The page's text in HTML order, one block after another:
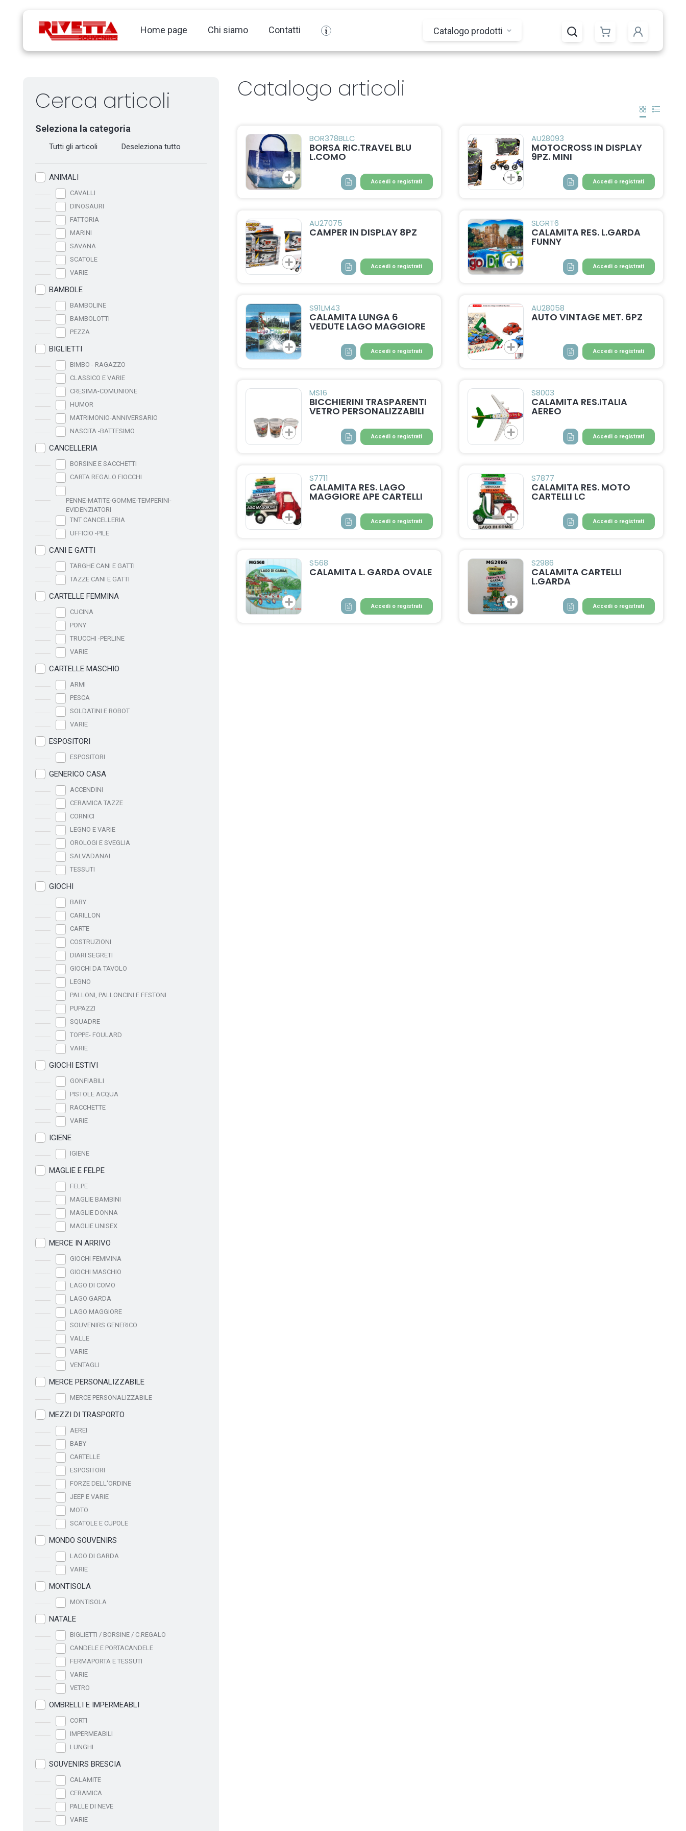
Home page Chi siamo Contatti Catalogo prodotti
Cerca articoli
Seleziona la categoria
Tutti gli articoli Deseleziona tutto
ANIMALI
CAVALLI
DINOSAURI
FATTORIA
MARINI
SAVANA
SCATOLE
VARIE
BAMBOLE
BAMBOLINE
BAMBOLOTTI
PEZZA
BIGLIETTI
BIMBO - RAGAZZO
CLASSICO E VARIE
CRESIMA-COMUNIONE
HUMOR
MATRIMONIO-ANNIVERSARIO
NASCITA -BATTESIMO
CANCELLERIA
BORSINE E SACCHETTI
CARTA REGALO FIOCCHI
PENNE-MATITE-GOMME-TEMPERINI-
EVIDENZIATORI
TNT CANCELLERIA
UFFICIO -PILE
CANI E GATTI
TARGHE CANI E GATTI
TAZZE CANI E GATTI
CARTELLE FEMMINA
CUCINA
PONY
TRUCCHI -PERLINE
VARIE
CARTELLE MASCHIO
ARMI
PESCA
SOLDATINI E ROBOT
VARIE
ESPOSITORI
ESPOSITORI
GENERICO CASA
ACCENDINI
CERAMICA TAZZE
CORNICI
LEGNO E VARIE
OROLOGI E SVEGLIA
SALVADANAI
TESSUTI
GIOCHI
BABY
CARILLON
CARTE
COSTRUZIONI
DIARI SEGRETI
GIOCHI DA TAVOLO
LEGNO
PALLONI, PALLONCINI E FESTONI
PUPAZZI
SQUADRE
TOPPE- FOULARD
VARIE
GIOCHI ESTIVI
GONFIABILI
PISTOLE ACQUA
RACCHETTE
VARIE
IGIENE
IGIENE
MAGLIE E FELPE
FELPE
MAGLIE BAMBINI
MAGLIE DONNA
MAGLIE UNISEX
MERCE IN ARRIVO
GIOCHI FEMMINA
GIOCHI MASCHIO
LAGO DI COMO
LAGO GARDA
LAGO MAGGIORE
SOUVENIRS GENERICO
VALLE
VARIE
VENTAGLI
MERCE PERSONALIZZABILE
MERCE PERSONALIZZABILE
MEZZI DI TRASPORTO
AEREI
BABY
CARTELLE
ESPOSITORI
FORZE DELL'ORDINE
JEEP E VARIE
MOTO
SCATOLE E CUPOLE
MONDO SOUVENIRS
LAGO DI GARDA
VARIE
MONTISOLA
MONTISOLA
NATALE
BIGLIETTI / BORSINE / C.REGALO
CANDELE E PORTACANDELE
FERMAPORTA E TESSUTI
VARIE
VETRO
OMBRELLI E IMPERMEABLI
CORTI
IMPERMEABILI
LUNGHI
SOUVENIRS BRESCIA
CALAMITE
CERAMICA
PALLE DI NEVE
VARIE
Catalogo articoli
BOR378BLLC
BORSA RIC.TRAVEL BLU
L.COMO
Accedi o registrati
AU28093
MOTOCROSS IN DISPLAY
9PZ. MINI
Accedi o registrati
AU27075
CAMPER IN DISPLAY 8PZ
Accedi o registrati
SLGRT6
CALAMITA RES. L.GARDA
FUNNY
Accedi o registrati
S91LM43
CALAMITA LUNGA 6
VEDUTE LAGO MAGGIORE
Accedi o registrati
AU28058
AUTO VINTAGE MET. 6PZ
Accedi o registrati
MS16
BICCHIERINI TRASPARENTI
VETRO PERSONALIZZABILI
Accedi o registrati
S8003
CALAMITA RES.ITALIA
AEREO
Accedi o registrati
S7711
CALAMITA RES. LAGO
MAGGIORE APE CARTELLI
Accedi o registrati
S7877
CALAMITA RES. MOTO
CARTELLI LC
Accedi o registrati
S568
CALAMITA L. GARDA OVALE
Accedi o registrati
S2986
CALAMITA CARTELLI
L.GARDA
Accedi o registrati